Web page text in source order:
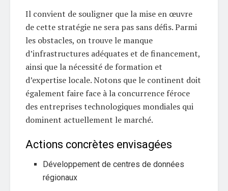
Il convient de souligner que la mise en œuvre
de cette stratégie ne sera pas sans défis. Parmi
les obstacles, on trouve le manque
d’infrastructures adéquates et de financement,
ainsi que la nécessité de formation et
d’expertise locale. Notons que le continent doit
également faire face à la concurrence féroce
des entreprises technologiques mondiales qui
dominent actuellement le marché.
Actions concrètes envisagées
Développement de centres de données
régionaux